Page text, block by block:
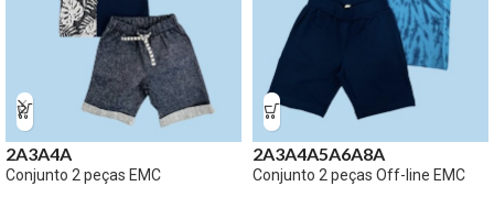
2A3A4A
Conjunto 2 peças EMC
2A3A4A5A6A8A
Conjunto 2 peças Off-line EMC